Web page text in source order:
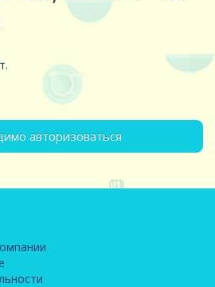
авторизоваться